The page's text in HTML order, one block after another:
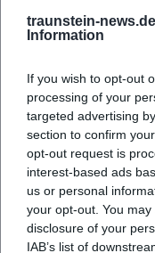
traunstein-
Information
If you wish to opt-out
processing of your
targeted advertising
section to confirm
opt-out request is
interest-based ads
us or personal
your opt-out. You
disclosure of your
IAB’s list of
Auferstehungskirche
Kirchenmusik –